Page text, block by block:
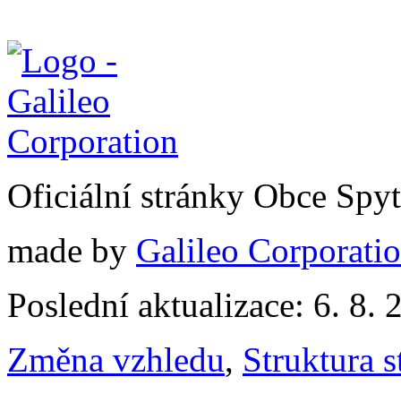
Oficiální stránky Obce
made by Galileo
Poslední aktualizace: 6. 8.
Změna vzhledu, Struktura